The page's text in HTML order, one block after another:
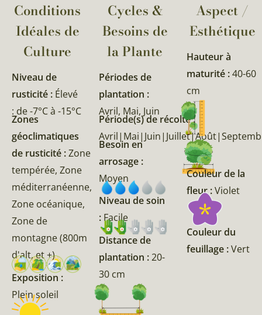
Conditions
Idéales de
Culture
Niveau de
rusticité : Élevé
: de -7°C à -15°C
Zones
géoclimatiques
de rusticité :Zone
tempérée, Zone
méditerranéenne,
Zone océanique,
Zone de
montagne (800m
d'alt, et +)
Exposition :
Plein soleil
Cycles &
Besoins de
la Plante​
Périodes de
plantation :
Avril, Mai, Juin
Période(s) de récolte :
Besoin en
arrosage :
Moyen
Niveau de soin
: Facile
Distance de
plantation :20-
30 cm
Aspect /
Esthétique
Hauteur à
maturité :40-60
cm
Couleur de la
fleur :Violet
Couleur du
feuillage :Vert